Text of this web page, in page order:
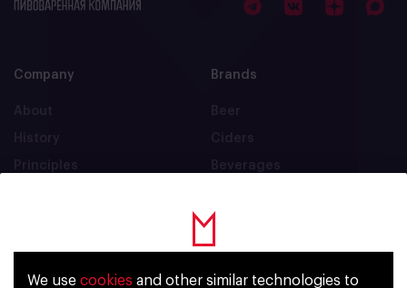
Company Brands
We use cookies and other similar technologies to